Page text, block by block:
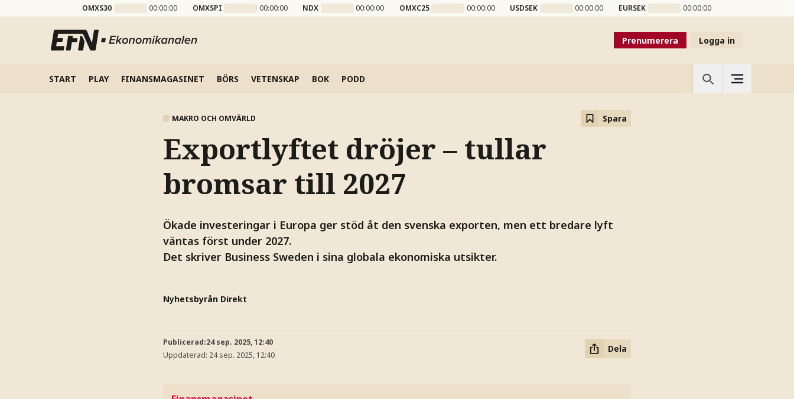
OMXS30 00:00:00 OMXSPI 00:00:00 NDX 00:00:00 OMXC25 00:00:00 USDSEK 00:00:00 EURSEK 00:00:00
Prenumerera Logga in
START PLAY FINANSMAGASINET BÖRS VETENSKAP BOK PODD
MAKRO OCH OMVÄRLD Spara
Exportlyftet dröjer – tullar
bromsar till 2027
Ökade investeringar i Europa ger stöd åt den svenska exporten, men ett bredare lyft
väntas först under 2027.
Det skriver Business Sweden i sina globala ekonomiska utsikter.
Nyhetsbyrån Direkt
Publicerad:24 sep. 2025, 12:40
Uppdaterad: 24 sep. 2025, 12:40
Dela